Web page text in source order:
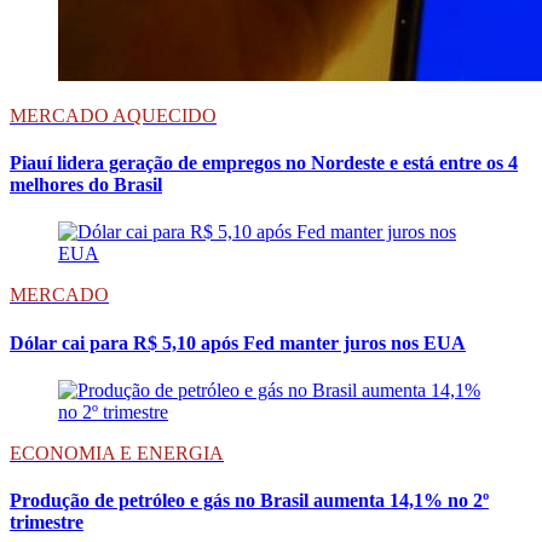
MERCADO AQUECIDO
Piauí lidera geração de empregos no Nordeste e está entre os 4
melhores do Brasil
MERCADO
Dólar cai para R$ 5,10 após Fed manter juros nos EUA
ECONOMIA E ENERGIA
Produção de petróleo e gás no Brasil aumenta 14,1% no 2º
trimestre